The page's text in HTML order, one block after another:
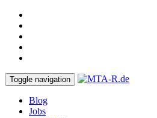
Toggle navigation
Blog
Jobs